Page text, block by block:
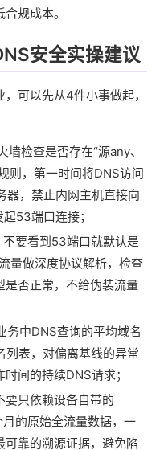
规成本。
安全实操建议
可以先从4件小事做起，
墙检查是否存在“源any、
则，第一时间将DNS访问
器，禁止内网主机直接向
53端口连接；
不要看到53端口就默认是
量做深度协议解析，检查
是否正常，不给伪装流量
务中DNS查询的平均域名
列表，对偏离基线的异常
间的持续DNS请求；
要只依赖设备自带的
的原始全流量数据，一
可靠的溯源证据，避免陷